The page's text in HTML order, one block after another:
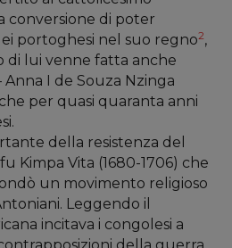
conversione di poter
portoghesi nel suo regno2,
di lui venne fatta anche
I de Souza Nzinga
che per quasi quaranta anni
della resistenza del
Kimpa Vita (1680-1706) che
un movimento religioso
Leggendo il
incitava i congolesi a